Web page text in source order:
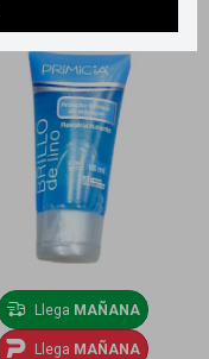
Llega MAÑANA
Llega MAÑANA